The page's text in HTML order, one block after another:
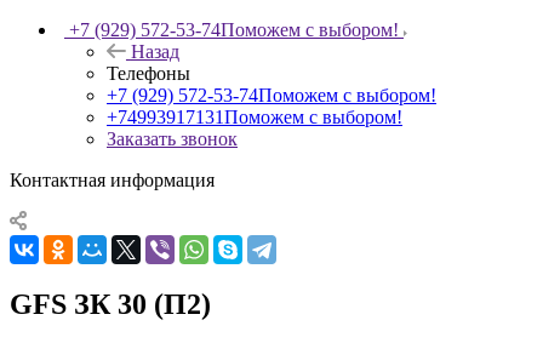
+7 (929) 572-53-74Поможем с выбором!
Назад
Телефоны
+7 (929) 572-53-74Поможем с выбором!
+74993917131Поможем с выбором!
Заказать звонок
Контактная информация
GFS ЗК 30 (П2)